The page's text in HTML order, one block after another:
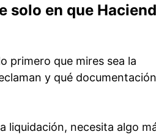
solo en que
primero que mires sea la
y qué documentación
liquidación, necesita algo